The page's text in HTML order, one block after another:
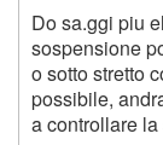
Do sa.ggi piu
sospensione
o sotto stretto
possibile,
a controllare